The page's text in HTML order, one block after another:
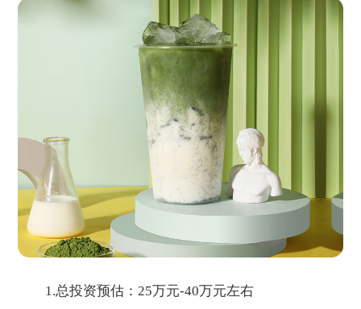
1.总投资预估：25万元-40万元左右